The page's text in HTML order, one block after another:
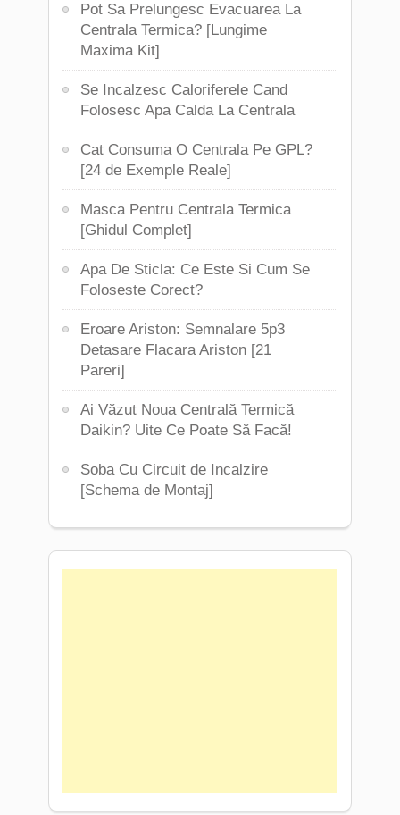
Pot Sa Prelungesc Evacuarea La
Centrala Termica? [Lungime
Maxima Kit]
Se Incalzesc Caloriferele Cand
Folosesc Apa Calda La Centrala
Cat Consuma O Centrala Pe GPL?
[24 de Exemple Reale]
Masca Pentru Centrala Termica
[Ghidul Complet]
Apa De Sticla: Ce Este Si Cum Se
Foloseste Corect?
Eroare Ariston: Semnalare 5p3
Detasare Flacara Ariston [21
Pareri]
Ai Văzut Noua Centrală Termică
Daikin? Uite Ce Poate Să Facă!
Soba Cu Circuit de Incalzire
[Schema de Montaj]